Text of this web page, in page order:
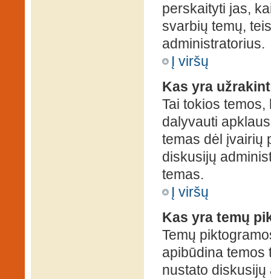
perskaityti jas,
svarbių temų,
administratorius.
Į viršų
Kas yra
Tai tokios
dalyvauti
temas dėl įvairių
diskusijų
temas.
Į viršų
Kas yra temų
Temų
apibūdina temos
nustato